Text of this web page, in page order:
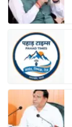
o
k
p